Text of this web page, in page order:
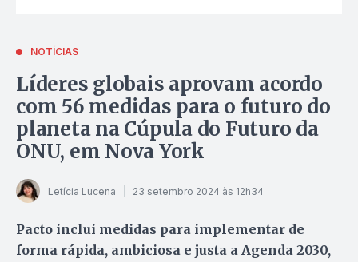
NOTÍCIAS
Líderes globais aprovam acordo
com 56 medidas para o futuro do
planeta na Cúpula do Futuro da
ONU, em Nova York
Letícia Lucena 23 setembro 2024 às 12h34
Pacto inclui medidas para implementar de
forma rápida, ambiciosa e justa a Agenda 2030,